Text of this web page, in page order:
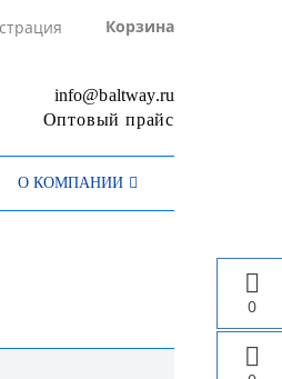
Корзина
0
info@baltway.ru
Оптовый прайс
О КОМПАНИИ